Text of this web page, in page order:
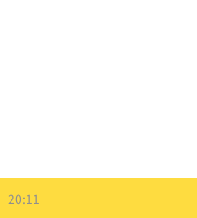
20:06